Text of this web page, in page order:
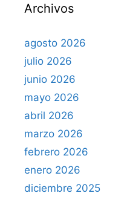
:Archivos
agosto 2026
julio 2026
junio 2026
mayo 2026
abril 2026
marzo 2026
febrero 2026
enero 2026
diciembre 2025